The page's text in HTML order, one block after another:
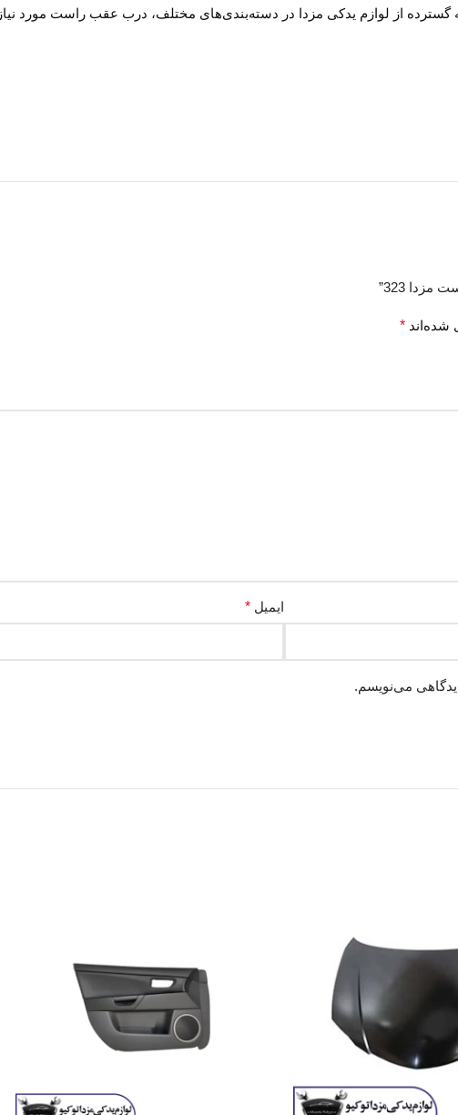
گسترده از لوازم یدکی مزدا در دسته‌بندی‌های مختلف، درب عقب راست مورد
323”
شده‌اند *
ایمیل *
می‌نویسم.